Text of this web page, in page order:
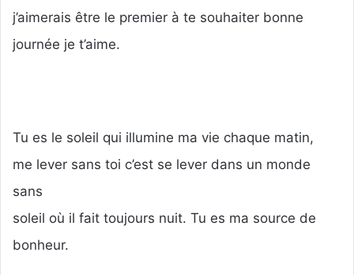
j’aimerais être le premier à te souhaiter bonne
journée je t’aime.
Tu es le soleil qui illumine ma vie chaque matin,
me lever sans toi c’est se lever dans un monde
sans
soleil où il fait toujours nuit. Tu es ma source de
bonheur.